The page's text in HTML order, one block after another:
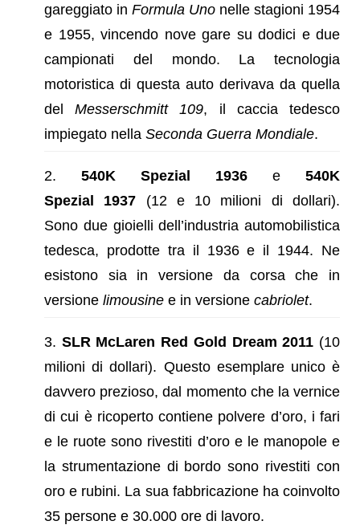
gareggiato in Formula Uno nelle stagioni 1954
e 1955, vincendo nove gare su dodici e due
campionati del mondo. La tecnologia
motoristica di questa auto derivava da quella
delMesserschmitt 109, il caccia tedesco
impiegato nella Seconda Guerra Mondiale.
540K Spezial 1936 e 540K
Spezial 1937 (12 e 10 milioni di dollari).
Sono due gioielli dell’industria automobilistica
tedesca, prodotte tra il 1936 e il 1944. Ne
esistono sia in versione da corsa che in
versione limousine e in versione cabriolet.
SLR McLaren Red Gold Dream 2011 (10
milioni di dollari). Questo esemplare unico è
davvero prezioso, dal momento che la vernice
di cui è ricoperto contiene polvere d’oro, i fari
e le ruote sono rivestiti d’oro e le manopole e
la strumentazione di bordo sono rivestiti con
oro e rubini. La sua fabbricazione ha coinvolto
35 persone e 30.000 ore di lavoro.